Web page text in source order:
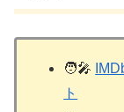
🧑‍🎤
ト